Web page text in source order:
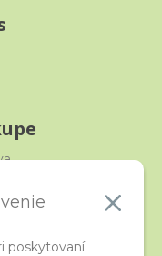
poskytovaní